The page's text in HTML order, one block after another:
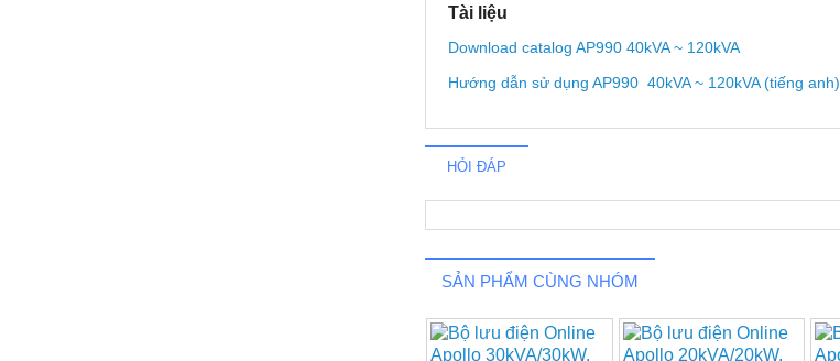
Tài liệu
Download catalog AP990 40kVA ~ 120kVA
Hướng dẫn sử dụng AP990 40kVA ~ 120kVA (tiếng anh)
HỎI ĐÁP
SẢN PHẨM CÙNG NHÓM